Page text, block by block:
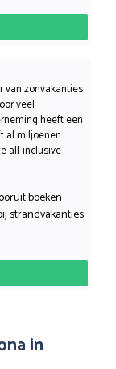
van zonvakanties
veel
heeft een
al miljoenen
all-inclusive
boeken
strandvakanties
in